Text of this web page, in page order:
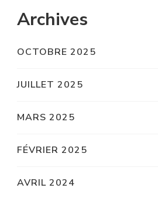
Archives
OCTOBRE 2025
JUILLET 2025
MARS 2025
FÉVRIER 2025
AVRIL 2024